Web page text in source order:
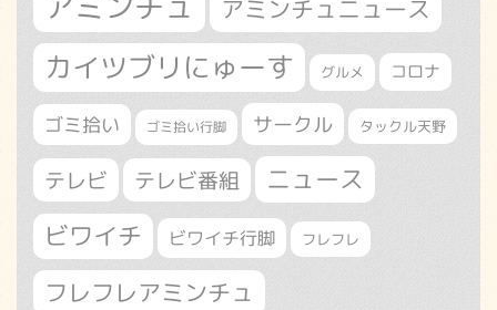
アミンチュニュース
カイツブリにゅーす グルメ コロナ
ゴミ拾い ゴミ拾い行脚 サークル タックル天野
テレビ テレビ番組 ニュース
ビワイチ ビワイチ行脚 フレフレ
フレフレアミンチュ